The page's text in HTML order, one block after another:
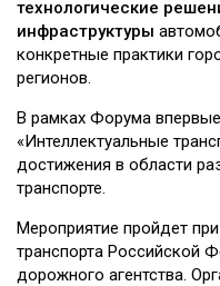
технологические
инфраструктуры
конкретные практики
регионов.
В рамках Форума
«Интеллектуальные
достижения в области
транспорте.
Мероприятие пройдет
транспорта Российской
дорожного агентства.